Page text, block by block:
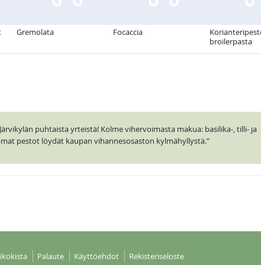
Gremolata Focaccia
broilerpasta
puhtaista yrteistä! Kolme vihervoimasta makua: basilika-, tilli- ja
pestot löydät kaupan vihannesosaston kylmähyllystä.”
Palaute Käyttöehdot Rekisteriseloste